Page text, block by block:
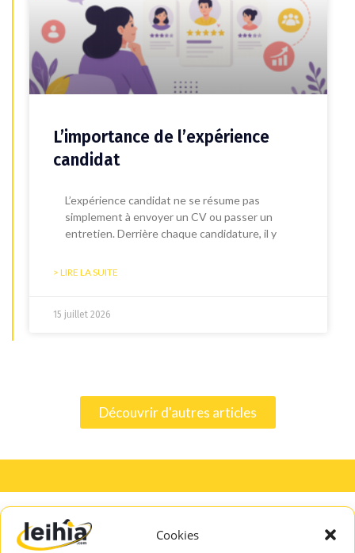
Cookies
L’importance de l’expérience
candidat
L’expérience candidat ne se résume pas
simplement à envoyer un CV ou passer un
entretien. Derrière chaque candidature, il y
> LIRE LA SUITE
15 juillet 2026
Découvrir d'autres articles
A PROPOS